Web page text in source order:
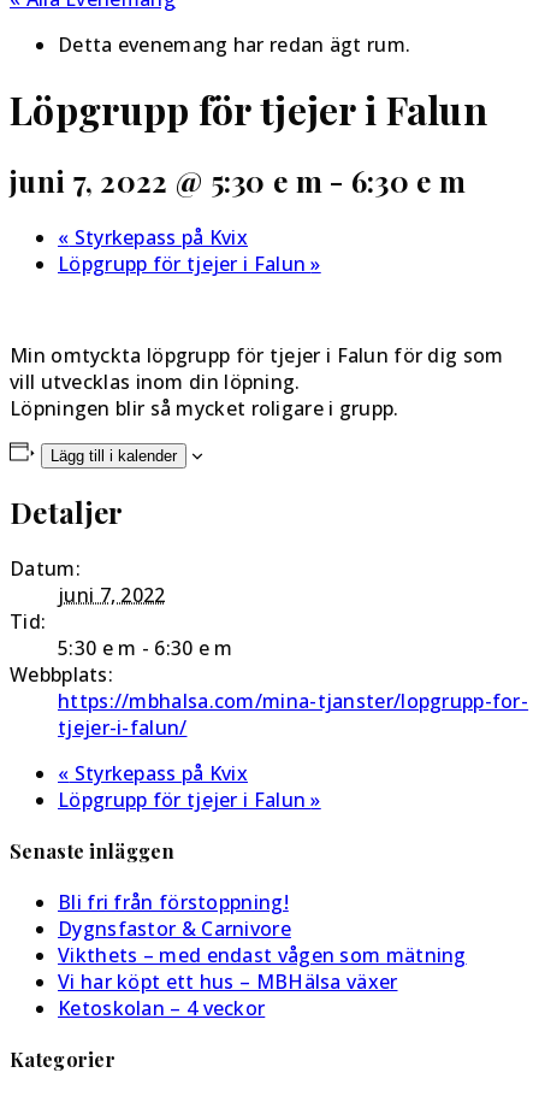
Detta evenemang har redan ägt rum.
Löpgrupp för tjejer i Falun
juni 7, 2022 @ 5:30 e m - 6:30 e m
« Styrkepass på Kvix
Löpgrupp för tjejer i Falun»
Min omtyckta löpgrupp för tjejer i Falun för dig som
vill utvecklas inom din löpning.
Löpningen blir så mycket roligare i grupp.
Lägg till i kalender
Detaljer
Datum:
juni 7, 2022
Tid:
5:30 e m - 6:30 e m
Webbplats:
https://mbhalsa.com/mina-tjanster/lopgrupp-for-
tjejer-i-falun/
« Styrkepass på Kvix
Löpgrupp för tjejer i Falun»
Senaste inläggen
Bli fri från förstoppning!
Dygnsfastor & Carnivore
Vikthets – med endast vågen som mätning
Vi har köpt ett hus – MBHälsa växer
Ketoskolan – 4 veckor
Kategorier